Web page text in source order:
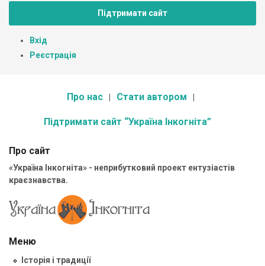
Підтримати сайт
Вхід
Реєстрація
Про нас Стати автором
Підтримати сайт “Україна Інкогніта”
Про сайт
«Україна Інкогніта» - неприбутковий проект ентузіастів
краєзнавства.
Меню
Історія і традиції